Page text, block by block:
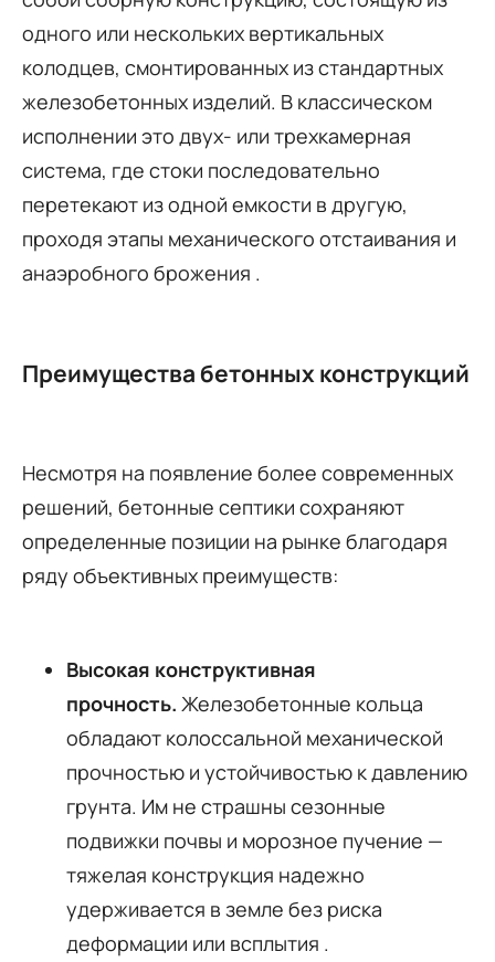
одного или нескольких вертикальных
колодцев, смонтированных из стандартных
железобетонных изделий. В классическом
исполнении это двух- или трехкамерная
система, где стоки последовательно
перетекают из одной емкости в другую,
проходя этапы механического отстаивания и
анаэробного брожения .
Преимущества бетонных конструкций
Несмотря на появление более современных
решений, бетонные септики сохраняют
определенные позиции на рынке благодаря
ряду объективных преимуществ:
Высокая конструктивная
прочность. Железобетонные кольца
обладают колоссальной механической
прочностью и устойчивостью к давлению
грунта. Им не страшны сезонные
подвижки почвы и морозное пучение —
тяжелая конструкция надежно
удерживается в земле без риска
деформации или всплытия .